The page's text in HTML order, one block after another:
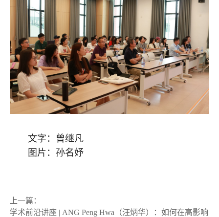
文字： 曾继凡
图片： 孙名妤
上一篇 ：
学术前沿讲座 | ANG Peng Hwa（汪炳华）：如何在高影响